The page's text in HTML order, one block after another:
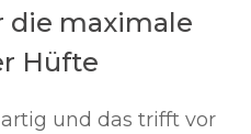
die maximale
Hüfte
und das trifft vor